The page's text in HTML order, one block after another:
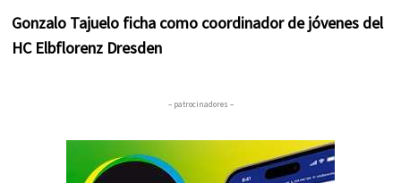
Gonzalo Tajuelo ficha como coordinador de jóvenes del
HC Elbflorenz Dresden
– patrocinadores –